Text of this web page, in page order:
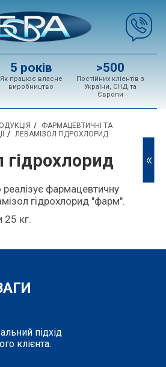
5 років
Як працює власне
виробництво
>500
Постійних кліентів з
України, СНД та
Європи
ФАРМАЦЕВТИЧНІ ТА
ЛЕВАМІЗОЛ ГІДРОХЛОРИД
гідрохлорид
реалізує фармацевтичну
гідрохлорид "фарм".
25 кг.
<<
підхід
клієнта.